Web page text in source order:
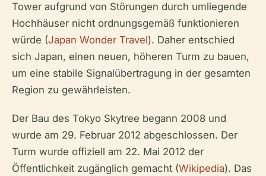
Tower aufgrund von Störungen durch umliegende
Hochhäuser nicht ordnungsgemäß funktionieren
würde (Japan Wonder Travel). Daher entschied
sich Japan, einen neuen, höheren Turm zu bauen,
um eine stabile Signalübertragung in der gesamten
Region zu gewährleisten.
Der Bau des Tokyo Skytree begann 2008 und
wurde am 29. Februar 2012 abgeschlossen. Der
Turm wurde offiziell am 22. Mai 2012 der
Öffentlichkeit zugänglich gemacht (Wikipedia). Das